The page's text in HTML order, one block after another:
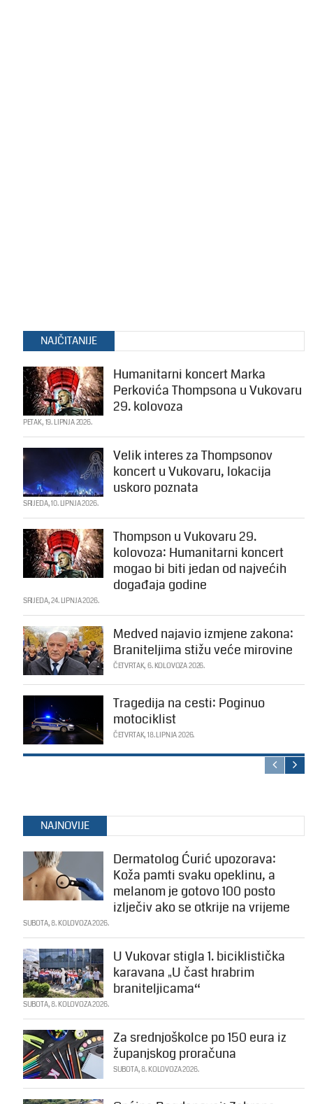
NAJČITANIJE
Humanitarni koncert Marka
Perkovića Thompsona u Vukovaru
29. kolovoza
PETAK, 19. LIPNJA 2026.
Velik interes za Thompsonov
koncert u Vukovaru, lokacija
uskoro poznata
SRIJEDA, 10. LIPNJA 2026.
Thompson u Vukovaru 29.
kolovoza: Humanitarni koncert
mogao bi biti jedan od najvećih
događaja godine
SRIJEDA, 24. LIPNJA 2026.
Medved najavio izmjene zakona:
Braniteljima stižu veće mirovine
ČETVRTAK, 6. KOLOVOZA 2026.
Tragedija na cesti: Poginuo
motociklist
ČETVRTAK, 18. LIPNJA 2026.
NAJNOVIJE
Dermatolog Ćurić upozorava:
Koža pamti svaku opeklinu, a
melanom je gotovo 100 posto
izlječiv ako se otkrije na vrijeme
SUBOTA, 8. KOLOVOZA 2026.
U Vukovar stigla 1. biciklistička
karavana „U čast hrabrim
braniteljicama“
SUBOTA, 8. KOLOVOZA 2026.
Za srednjoškolce po 150 eura iz
županjskog proračuna
SUBOTA, 8. KOLOVOZA 2026.